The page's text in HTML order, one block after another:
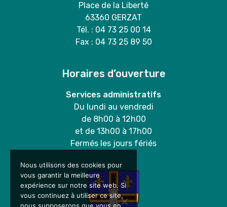
Place de la Liberté
63360 GERZAT
Tél. : 04 73 25 00 14
Fax : 04 73 25 89 50
Horaires d’ouverture
Services administratifs
Du lundi au vendredi
de 8h00 à 12h00
et de 13h00 à 17h00
Fermés les jours fériés
Nous utilisons des cookies pour
vous garantir la meilleure
expérience sur notre site web. Si
vous continuez à utiliser ce site,